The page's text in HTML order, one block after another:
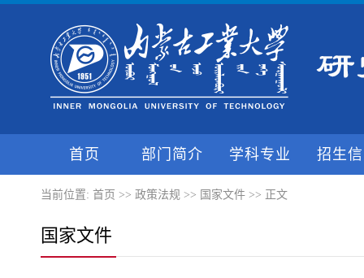
首页 部门简介 学科专业 招生
当前位置: 首页 >> 政策法规 >> 国家文件 >> 正文
国家文件